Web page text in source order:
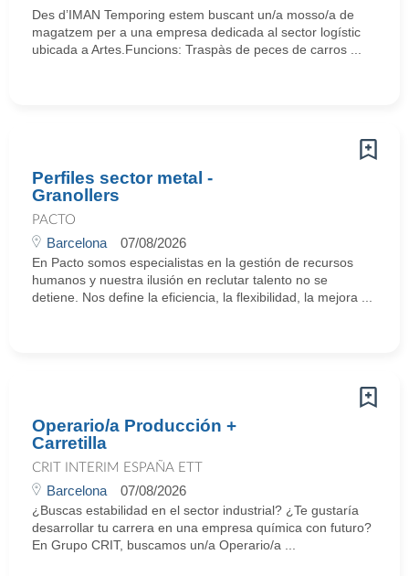
Des d’IMAN Temporing estem buscant un/a mosso/a de
magatzem per a una empresa dedicada al sector logístic
ubicada a Artes.Funcions: Traspàs de peces de carros ...
Perfiles sector metal -
Granollers
PACTO
Barcelona 07/08/2026
En Pacto somos especialistas en la gestión de recursos
humanos y nuestra ilusión en reclutar talento no se
detiene. Nos define la eficiencia, la flexibilidad, la mejora ...
Operario/a Producción +
Carretilla
CRIT INTERIM ESPAÑA ETT
Barcelona 07/08/2026
¿Buscas estabilidad en el sector industrial? ¿Te gustaría
desarrollar tu carrera en una empresa química con futuro?
En Grupo CRIT, buscamos un/a Operario/a ...